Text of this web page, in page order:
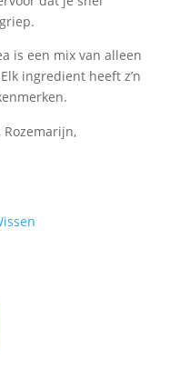
is een mix van alleen
ingredient heeft z’n